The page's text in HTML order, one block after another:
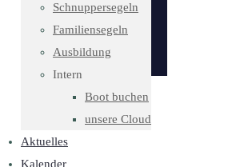
Schnuppersegeln
Familiensegeln
Ausbildung
Intern
Boot buchen
unsere Cloud
Aktuelles
Kalender